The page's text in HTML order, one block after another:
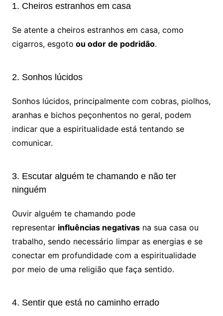
1. Cheiros estranhos em casa
Se atente a cheiros estranhos em casa, como
cigarros, esgoto ou odor de podridão.
2. Sonhos lúcidos
Sonhos lúcidos, principalmente com cobras, piolhos,
aranhas e bichos peçonhentos no geral, podem
indicar que a espiritualidade está tentando se
comunicar.
3. Escutar alguém te chamando e não ter
ninguém
Ouvir alguém te chamando pode
representar influências negativasna sua casa ou
trabalho, sendo necessário limpar as energias e se
conectar em profundidade com a espiritualidade
por meio de uma religião que faça sentido.
4. Sentir que está no caminho errado